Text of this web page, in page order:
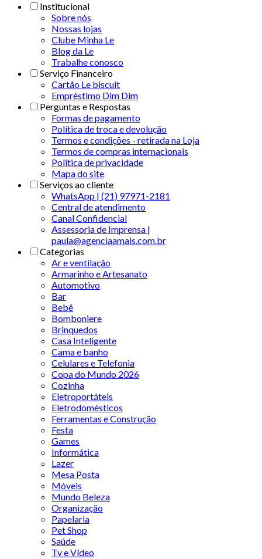
Institucional
Sobre nós
Nossas lojas
Clube Minha Le
Blog da Le
Trabalhe conosco
Serviço Financeiro
Cartão Le biscuit
Empréstimo Dim Dim
Perguntas e Respostas
Formas de pagamento
Política de troca e devolução
Termos e condições - retirada na Loja
Termos de compras internacionais
Politica de privacidade
Mapa do site
Serviços ao cliente
WhatsApp | (21) 97971-2181
Central de atendimento
Canal Confidencial
Assessoria de Imprensa |
paula@agenciaamais.com.br
Categorias
Ar e ventilação
Armarinho e Artesanato
Automotivo
Bar
Bebê
Bomboniere
Brinquedos
Casa Inteligente
Cama e banho
Celulares e Telefonia
Copa do Mundo 2026
Cozinha
Eletroportáteis
Eletrodomésticos
Ferramentas e Construção
Festa
Games
Informática
Lazer
Mesa Posta
Móveis
Mundo Beleza
Organização
Papelaria
Pet Shop
Saúde
Tv e Vídeo